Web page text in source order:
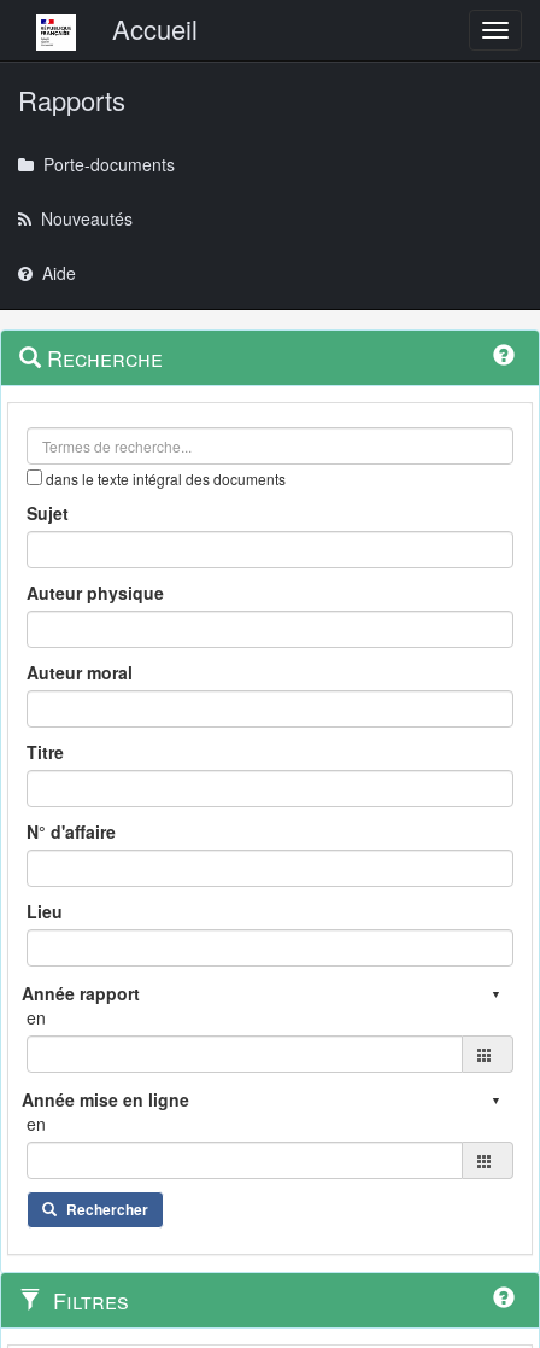
Menu principalAccueil
Rapports
Porte-documents
Nouveautés
Aide
Navigation
outils
Menu
contextuel
Recherche
dans le texte intégral des documents
Sujet
Auteur physique
Auteur moral
Titre
N° d'affaire
Lieu
en
en
Rechercher
Filtres